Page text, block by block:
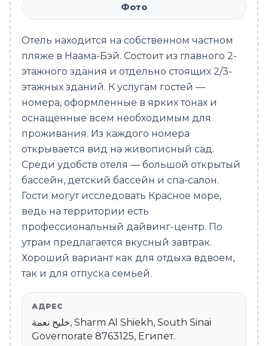
Фото
Отель находится на собственном частном
пляже в Наама-Бэй. Состоит из главного 2-
этажного здания и отдельно стоящих 2/3-
этажных зданий. К услугам гостей —
номера, оформленные в ярких тонах и
оснащенные всем необходимым для
проживания. Из каждого номера
открывается вид на живописный сад.
Среди удобств отеля — большой открытый
бассейн, детский бассейн и спа-салон.
Гости могут исследовать Красное море,
ведь на территории есть
профессиональный дайвинг-центр. По
утрам предлагается вкусный завтрак.
Хороший вариант как для отдыха вдвоем,
так и для отпуска семьей.
АДРЕС
خليج نعمة, Sharm Al Shiekh, South Sinai
Governorate 8763125, Египет.